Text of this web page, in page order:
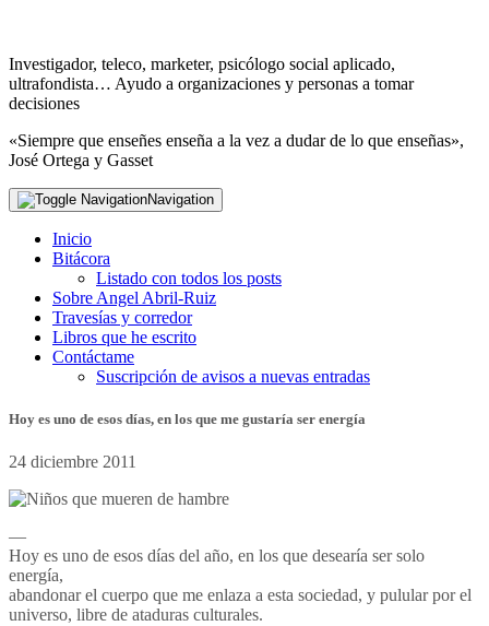
Investigador, teleco, marketer, psicólogo social aplicado,
ultrafondista… Ayudo a organizaciones y personas a tomar
decisiones
«Siempre que enseñes enseña a la vez a dudar de lo que enseñas»,
José Ortega y Gasset
Navigation
Inicio
Bitácora
Listado con todos los posts
Sobre Angel Abril-Ruiz
Travesías y corredor
Libros que he escrito
Contáctame
Suscripción de avisos a nuevas entradas
Hoy es uno de esos días, en los que me gustaría ser energía
24 diciembre 2011
—
Hoy es uno de esos días del año, en los que desearía ser solo
energía,
abandonar el cuerpo que me enlaza a esta sociedad, y pulular por el
universo, libre de ataduras culturales.